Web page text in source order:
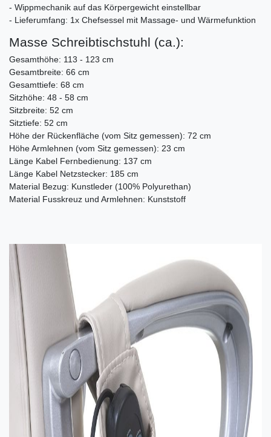
- Wippmechanik auf das Körpergewicht einstellbar
- Lieferumfang: 1x Chefsessel mit Massage- und Wärmefunktion
Masse Schreibtischstuhl (ca.):
Gesamthöhe: 113 - 123 cm
Gesamtbreite: 66 cm
Gesamttiefe: 68 cm
Sitzhöhe: 48 - 58 cm
Sitzbreite: 52 cm
Sitztiefe: 52 cm
Höhe der Rückenfläche (vom Sitz gemessen): 72 cm
Höhe Armlehnen (vom Sitz gemessen): 23 cm
Länge Kabel Fernbedienung: 137 cm
Länge Kabel Netzstecker: 185 cm
Material Bezug: Kunstleder (100% Polyurethan)
Material Fusskreuz und Armlehnen: Kunststoff